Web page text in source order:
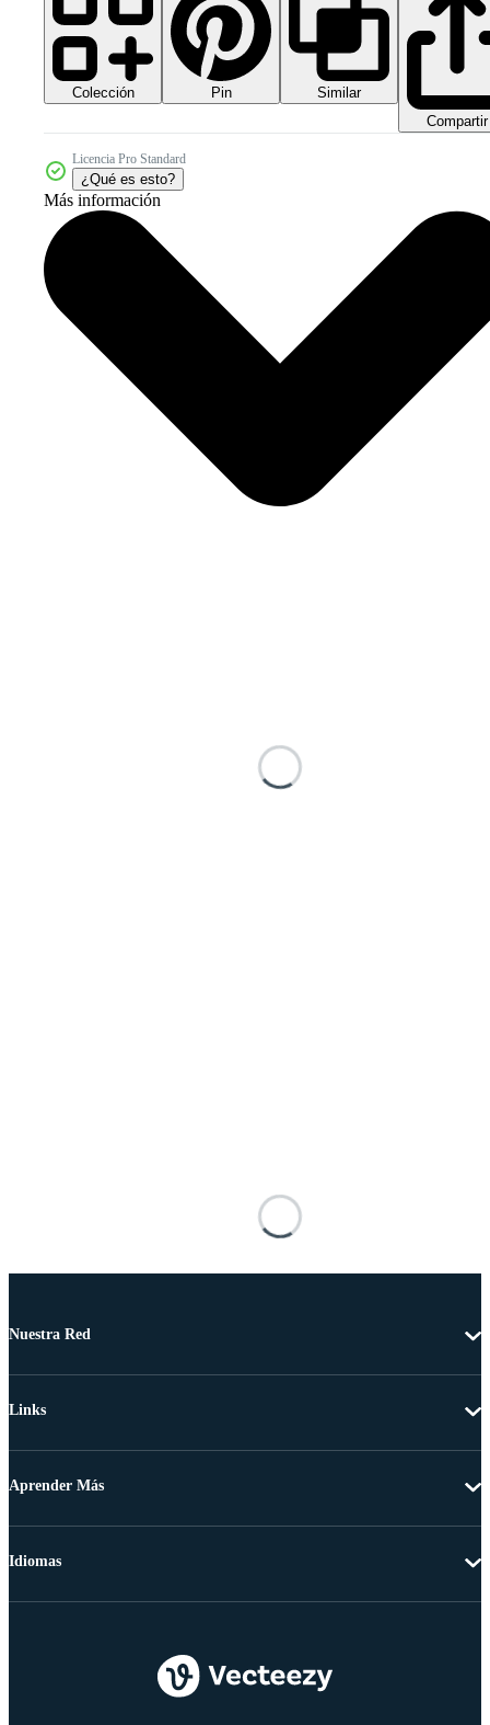
Colección Pin
Similar
Compartir
Licencia Pro Standard
¿Qué es esto?
Más información
Nuestra Red
Links
Aprender Más
Idiomas